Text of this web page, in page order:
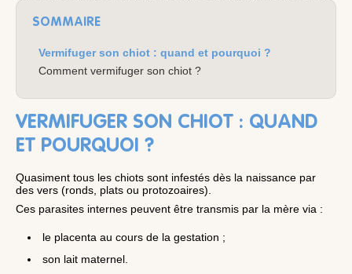
SOMMAIRE
Vermifuger son chiot : quand et pourquoi ?
Comment vermifuger son chiot ?
VERMIFUGER SON CHIOT : QUAND
ET POURQUOI ?
Quasiment tous les chiots sont infestés dès la naissance par
des vers (ronds, plats ou protozoaires).
Ces parasites internes peuvent être transmis par la mère via :
le placenta au cours de la gestation ;
son lait maternel.